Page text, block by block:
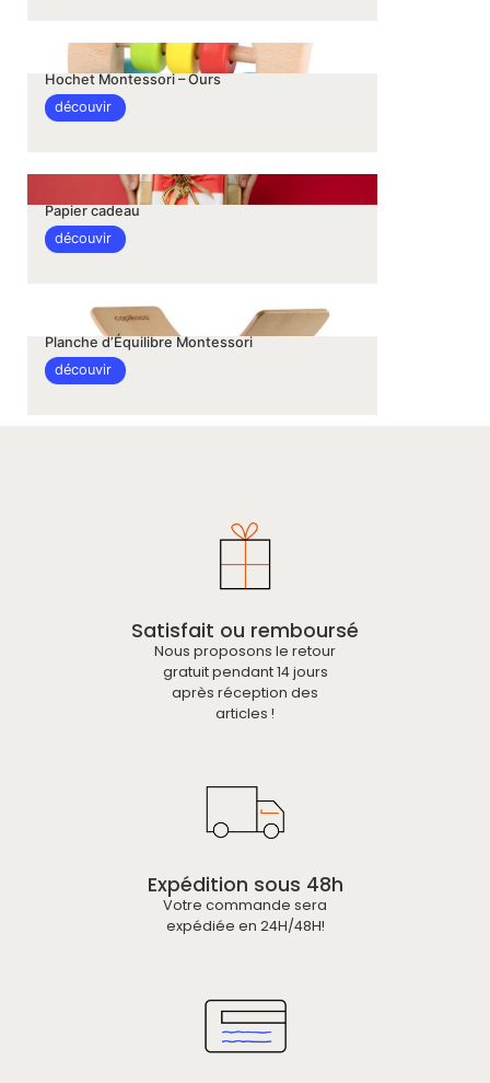
Hochet Montessori – Ours
découvir
Papier cadeau
découvir
Planche d’Équilibre Montessori
découvir
Satisfait ou remboursé
Nous proposons le retour
gratuit pendant 14 jours
après réception des
articles !
Expédition sous 48h
Votre commande sera
expédiée en 24H/48H!